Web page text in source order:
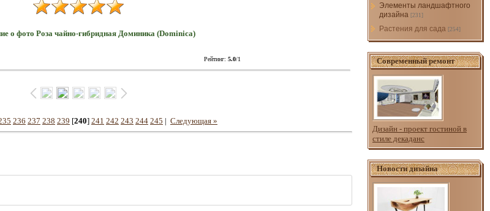
о фото Роза чайно-гибридная Доминика (Dominica)
Рейтинг: 5.0/1
236 237 238 239 [240] 241 242 243 244 245 | Следующая »
Элементы ландшафтного
дизайна [231]
Растения для сада [254]
Современный ремонт
Дизайн - проект гостиной в
стиле декаданс
Новости дизайна